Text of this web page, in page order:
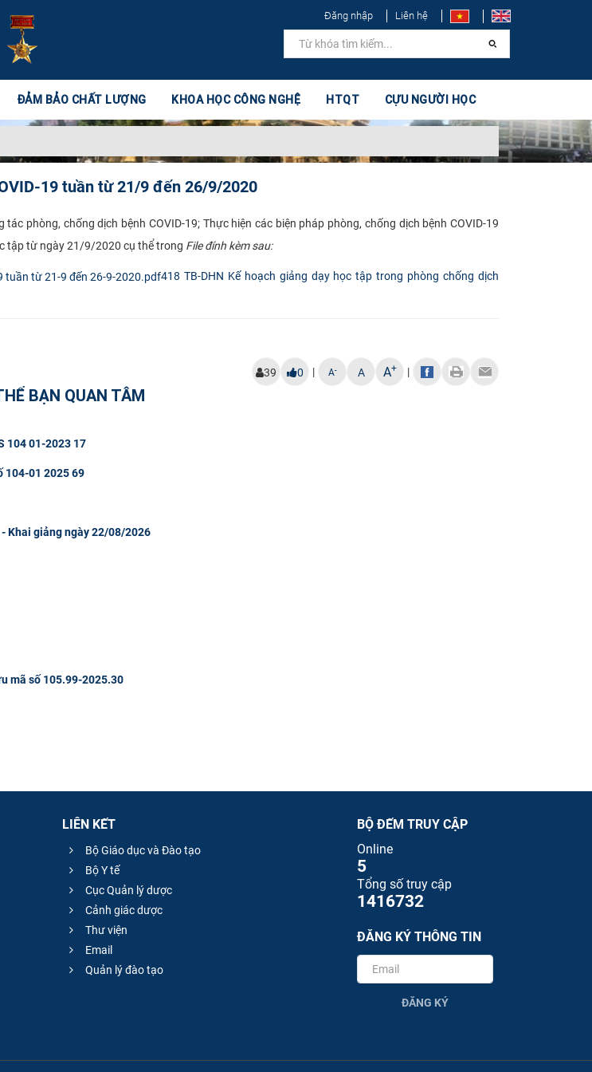
Đăng nhập Liên hệ
ĐẢM BẢO CHẤT LƯỢNG KHOA HỌC CÔNG NGHỆ HTQT CỰU NGƯỜI HỌC
19 tuần từ 21/9 đến 26/9/2020
phòng, chống dịch bệnh COVID-19; Thực hiện các biện pháp phòng, chống dịch bệnh COVID-19
tập từ ngày 21/9/2020 cụ thể trong File đính kèm sau:
418 TB-DHN Kế hoạch giảng dạy học tập trong phòng chống dịch
39 0 | A- A A+ |
BẠN QUAN TÂM
104 01-2023 17
104-01 2025 69
Khai giảng ngày 22/08/2026
mã số 105.99-2025.30
LIÊN KẾT
Bộ Giáo dục và Đào tạo
Bộ Y tế
Cục Quản lý dược
Cảnh giác dược
Thư viện
Email
Quản lý đào tạo
BỘ ĐẾM TRUY CẬP
Online
5
Tổng số truy cập
1416732
ĐĂNG KÝ THÔNG TIN
ĐĂNG KÝ